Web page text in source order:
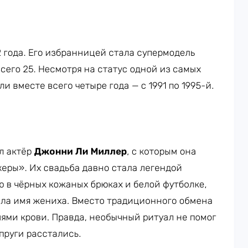
Его избранницей стала супермодель
25. Несмотря на статус одной из самых
вместе всего четыре года — с 1991 по 1995-й.
актёр Джонни Ли Миллер, с которым она
Их свадьба давно стала легендой
чёрных кожаных брюках и белой футболке,
имя жениха. Вместо традиционного обмена
крови. Правда, необычный ритуал не помог
расстались.